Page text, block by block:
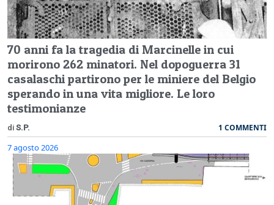
70 anni fa la tragedia di Marcinelle in cui
morirono 262 minatori. Nel dopoguerra 31
casalaschi partirono per le miniere del Belgio
sperando in una vita migliore. Le loro
testimonianze
di S.P. 1 COMMENTI
7 agosto 2026